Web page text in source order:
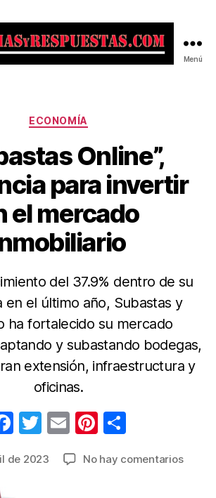
Menú
Categorías
ECONOMÍA
Online”,
para invertir
el mercado
del 37.9% dentro de su
en el último año, Subastas y
ha fortalecido su mercado
y subastando bodegas,
extensión, infraestructura y
oficinas.
F
c
T
itt
E
ail
Pi
er m
de 2023 No hay comentariosen